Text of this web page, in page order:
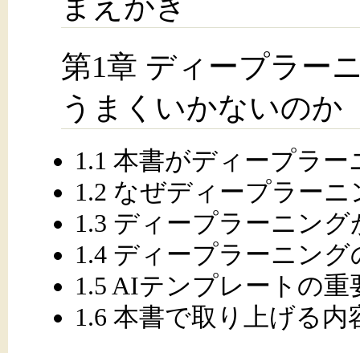
第1章 ディープラー
うまくいかないのか
1.1 本書がディープラ
1.2 なぜディープラー
1.3 ディープラーニン
1.4 ディープラーニン
1.5 AIテンプレートの重
1.6 本書で取り上げる内